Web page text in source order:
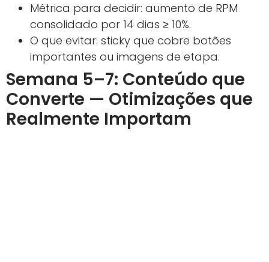
Métrica para decidir: aumento de RPM
consolidado por 14 dias ≥ 10%.
O que evitar: sticky que cobre botões
importantes ou imagens de etapa.
Semana 5–7: Conteúdo que
Converte — Otimizações que
Realmente Importam